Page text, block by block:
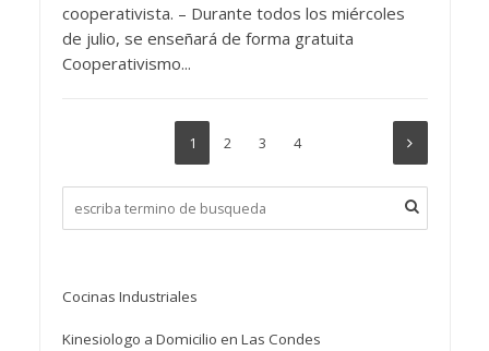
cooperativista. – Durante todos los miércoles
de julio, se enseñará de forma gratuita
Cooperativismo...
1 2 3 4
Cocinas Industriales
Kinesiologo a Domicilio en Las Condes